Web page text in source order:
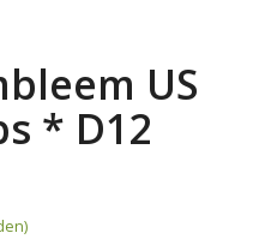
US
* D12